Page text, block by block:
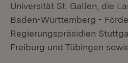
Universität St. Gallen, die
Baden-Württemberg -
Regierungspräsidien
Freiburg und Tübingen